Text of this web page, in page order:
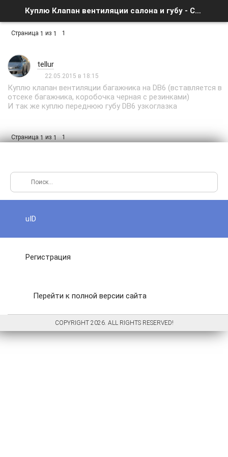
Куплю Клапан вентиляции салона и губу - Список форумов
Страница 1 из 1 1
tellur
22.05.2015 в 18:15
Куплю клапан вентиляции багажника на DB6 (вставляется в
отсеке багажника, коробочка черная с резинками)
И так же куплю переднюю губу DB6 узкоглазка
Страница1из1 1
uID
Регистрация
Перейти к полной версии сайта
COPYRIGHT 2026. ALL RIGHTS RESERVED!